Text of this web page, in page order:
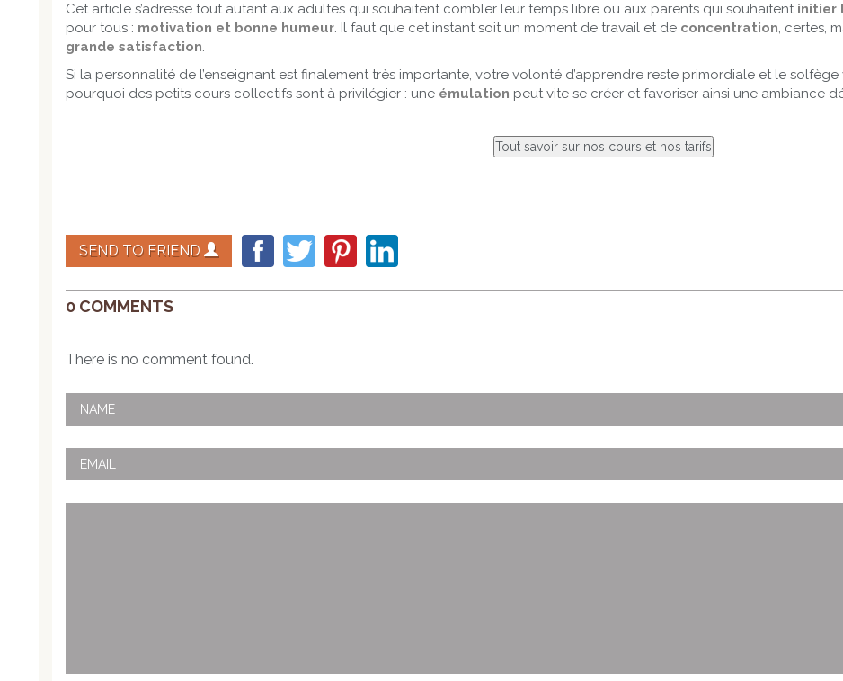
Cet article s’adresse tout autant aux adultes qui souhaitent combler leur temps libre ou aux parents qui souhaitent initier
pour tous : motivation et bonne humeur. Il faut que cet instant soit un moment de travail et de concentration, certes,
grande satisfaction.
Si la personnalité de l’enseignant est finalement très importante, votre volonté d’apprendre reste primordiale et le
pourquoi des petits cours collectifs sont à privilégier : une émulation peut vite se créer et favoriser ainsi une ambiance
SEND TO FRIEND
0 COMMENTS
There is no comment found.